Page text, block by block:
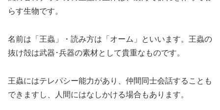
らす生物です。
名前は「王蟲」・読み方は「オーム」といいます。王蟲の
抜け殻は武器･兵器の素材として貴重なものです。
王蟲にはテレパシー能力があり、仲間同士会話することも
できますし、人間にはなしかける場合もあります。